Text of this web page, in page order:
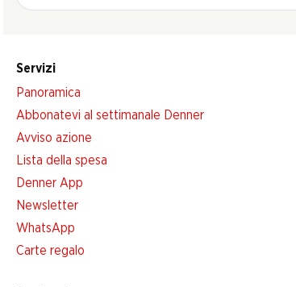
Servizi
Panoramica
Abbonatevi al settimanale Denner
Avviso azione
Lista della spesa
Denner App
Newsletter
WhatsApp
Carte regalo